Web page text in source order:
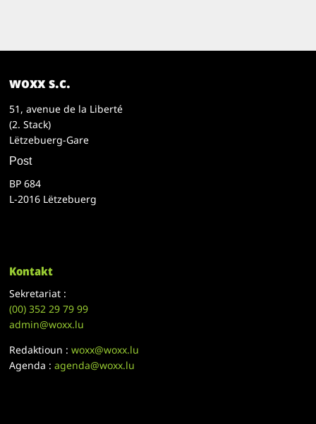
woxx s.c.
51, avenue de la Liberté
(2. Stack)
Lëtzebuerg-Gare
Post
BP 684
L-2016 Lëtzebuerg
Kontakt
Sekretariat :
(00)352 29 79 99
admin@woxx.lu
Redaktioun :woxx@woxx.lu
Agenda :agenda@woxx.lu